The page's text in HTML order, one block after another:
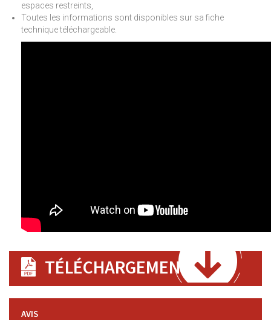
espaces restreints,
Toutes les informations sont disponibles sur sa fiche
technique téléchargeable.
TÉLÉCHARGEMENT
AVIS